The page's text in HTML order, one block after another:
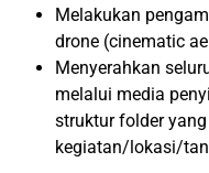
Melakukan
drone (cinematic
Menyerahkan
melalui media
struktur folder
kegiatan/lokasi/